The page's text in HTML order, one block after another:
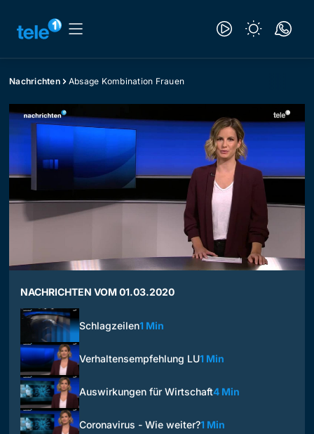
Nachrichten Absage Kombination Frauen
NACHRICHTEN VOM 01.03.2020
Schlagzeilen1 Min
Verhaltensempfehlung LU1 Min
Auswirkungen für Wirtschaft4 Min
Coronavirus - Wie weiter?1 Min